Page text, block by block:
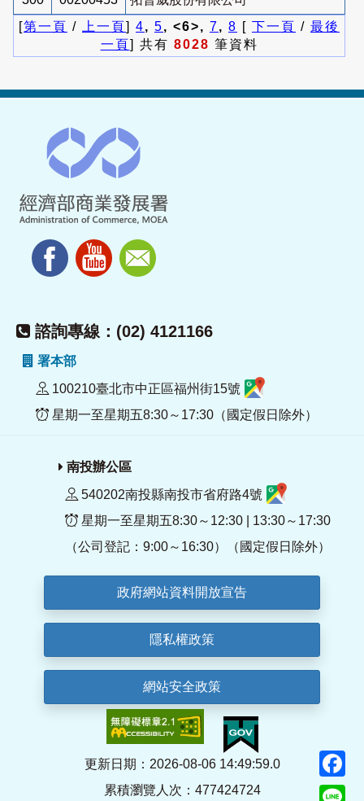
[第一頁 / 上一頁] 4, 5, <6>, 7, 8 [ 下一頁 / 最後
一頁] 共有 8028 筆資料
諮詢專線：(02) 4121166
署本部
100210臺北市中正區福州街15號
星期一至星期五8:30～17:30（國定假日除外）
南投辦公區
540202南投縣南投市省府路4號
星期一至星期五8:30～12:30 | 13:30～17:30
（公司登記：9:00～16:30）（國定假日除外）
政府網站資料開放宣告
隱私權政策
網站安全政策
更新日期：2026-08-06 14:49:59.0
累積瀏覽人次：477424724